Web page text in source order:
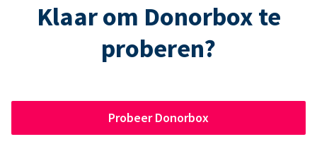
Klaar om Donorbox te
proberen?
Probeer Donorbox